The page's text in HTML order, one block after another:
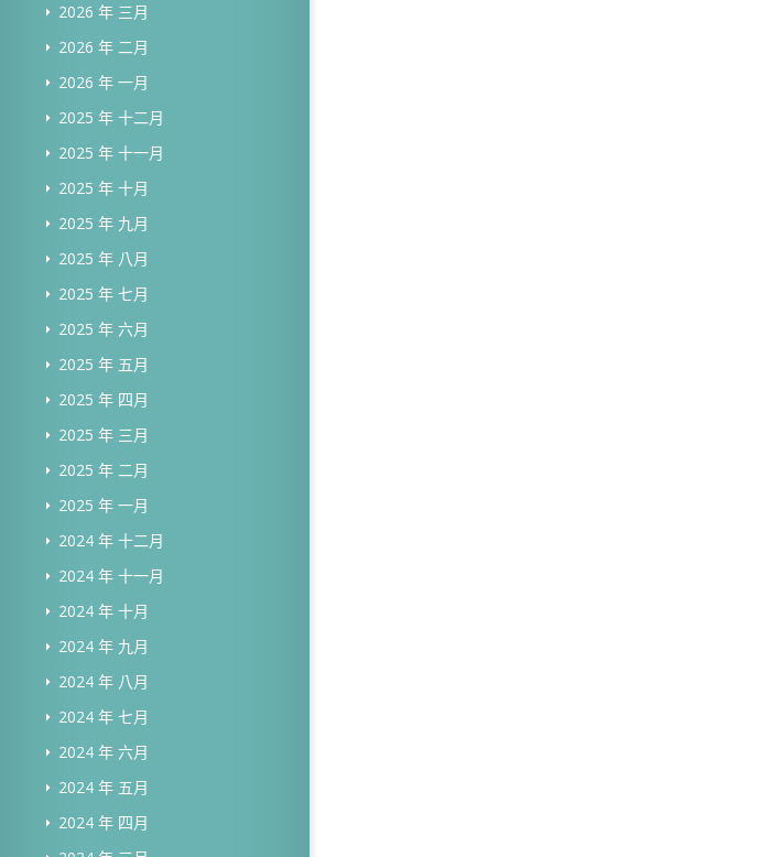
2026 年 三月
2026 年 二月
2026 年 一月
2025 年 十二月
2025 年 十一月
2025 年 十月
2025 年 九月
2025 年 八月
2025 年 七月
2025 年 六月
2025 年 五月
2025 年 四月
2025 年 三月
2025 年 二月
2025 年 一月
2024 年 十二月
2024 年 十一月
2024 年 十月
2024 年 九月
2024 年 八月
2024 年 七月
2024 年 六月
2024 年 五月
2024 年 四月